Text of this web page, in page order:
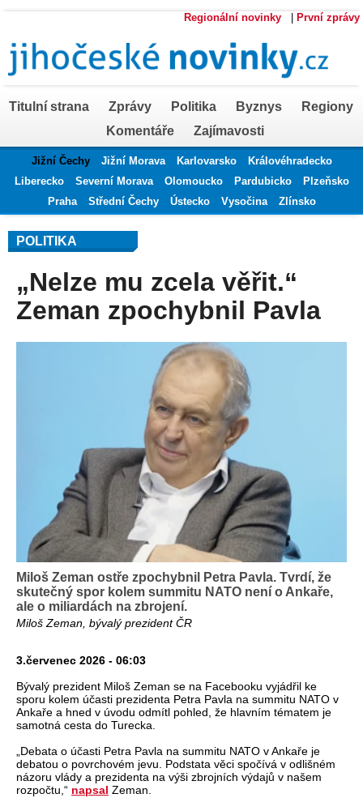
Regionální novinky První zprávy
Titulní strana Zprávy Politika Byznys
Regiony
Komentáře
Zajímavosti
Jižní Čechy Jižní Morava Karlovarsko
Královéhradecko
Liberecko
Severní Morava Olomoucko Pardubicko
Plzeňsko
Praha
Střední Čechy Ústecko Vysočina Zlínsko
POLITIKA
„Nelze mu zcela věřit.“
Zeman zpochybnil Pavla
Miloš Zeman ostře zpochybnil Petra Pavla. Tvrdí, že
skutečný spor kolem summitu NATO není o Ankaře,
ale o miliardách na zbrojení.
Miloš Zeman, bývalý prezident ČR
3.červenec 2026 - 06:03
Bývalý prezident Miloš Zeman se na Facebooku vyjádřil ke
sporu kolem účasti prezidenta Petra Pavla na summitu NATO v
Ankaře a hned v úvodu odmítl pohled, že hlavním tématem je
samotná cesta do Turecka.
„Debata o účasti Petra Pavla na summitu NATO v Ankaře je
debatou o povrchovém jevu. Podstata věci spočívá v odlišném
názoru vlády a prezidenta na výši zbrojních výdajů v našem
rozpočtu,“ napsal Zeman.